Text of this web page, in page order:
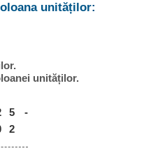
unităților:
unităților.
5
-
2